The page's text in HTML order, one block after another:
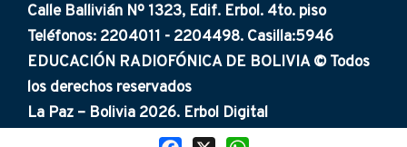
Calle Ballivián Nº 1323, Edif. Erbol. 4to. piso
Teléfonos: 2204011 - 2204498. Casilla:5946
EDUCACIÓN RADIOFÓNICA DE BOLIVIA © Todos
los derechos reservados
La Paz – Bolivia 2026. Erbol Digital